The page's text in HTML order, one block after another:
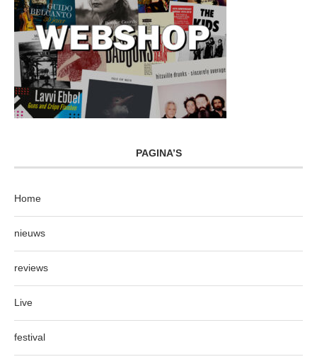
PAGINA’S
Home
nieuws
reviews
Live
festival